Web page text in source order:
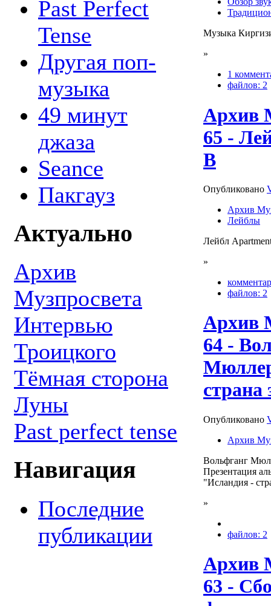
Past Perfect
Tense
Другая поп-
музыка
49 минут
джаза
Seance
Пакгауз
Актуально
Архив
Музпросвета
Интервью
Троицкого
Тёмная сторона
Луны
Past perfect tense
Навигация
Последние
публикации
Музыка
»
1
файлов: 2
Архив
65 -
B
Опубликовано
Архив
Лейблы
Лейбл
»
файлов: 2
Архив
64 -
страна
Опубликовано
Архив
Вольфганг
Презентация
"Исландия -
»
файлов: 2
Архив
63 -